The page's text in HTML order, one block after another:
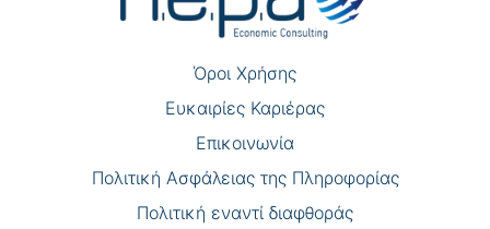
Όροι Χρήσης
Eυκαιρίες Καριέρας
Επικοινωνία
Πολιτική Ασφάλειας της Πληροφορίας
Πολιτική εναντί διαφθοράς